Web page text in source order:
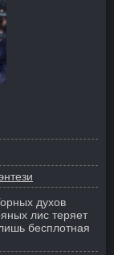
духов
лис теряет
бесплотная